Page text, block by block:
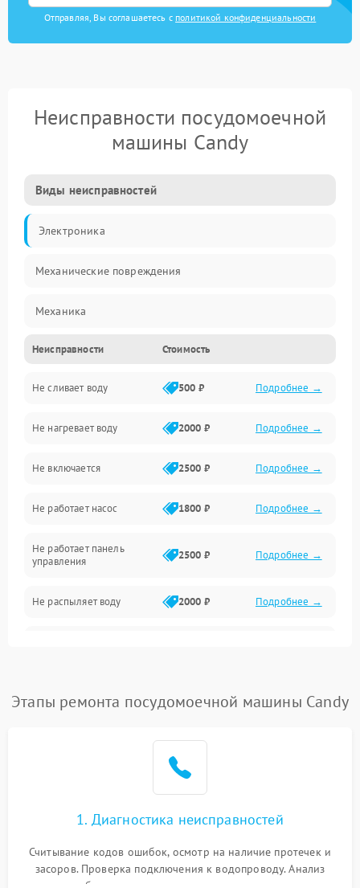
Отправляя, Вы соглашаетесь с политикой конфиденциальности
Неисправности посудомоечной
машины Candy
Виды неисправностей
Электроника
Механические повреждения
Механика
Управление
Электропитание
Датчики
Нагрев
Вода
Гигиена
Программное обеспечение
Неисправности Стоимость
Не сливает воду 500 ₽ Подробнее →
Не нагревает воду 2000 ₽ Подробнее →
Не включается 2500 ₽ Подробнее →
Не работает насос 1800 ₽ Подробнее →
Не работает панель
управления
2500 ₽ Подробнее →
Не распыляет воду 2000 ₽ Подробнее →
воды
1800 ₽ Подробнее →
Проблемы с
Этапы ремонта посудомоечной машины Candy
1. Диагностика неисправностей
Считывание кодов ошибок, осмотр на наличие протечек и
засоров. Проверка подключения к водопроводу. Анализ